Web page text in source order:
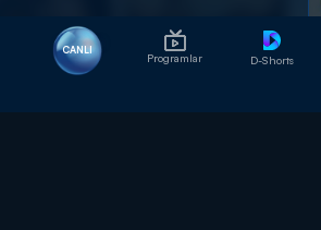
CANLI
Programlar D-Shorts